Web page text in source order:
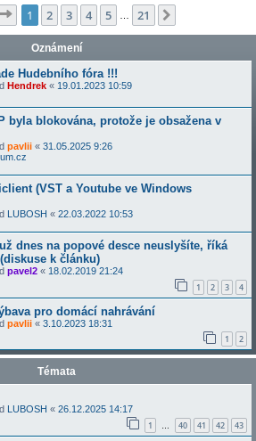
Stránka z 21
1 2 3 4 5 21
Oznámení
Hudebního fóra !!!
Hendrek « 19.01.2023 10:59
byla blokována, protože je obsažena v
pavlii « 31.05.2025 9:26
(VST a Youtube ve Windows
LUBOSH « 22.03.2022 10:53
dnes na popové desce neuslyšíte, říká
k článku)
pavel2 « 18.02.2019 21:24
1 2 3 4
pro domácí nahrávání
pavlii « 3.10.2023 18:31
1 2
Témata
LUBOSH « 26.12.2025 14:17
1 … 40 41 42 43